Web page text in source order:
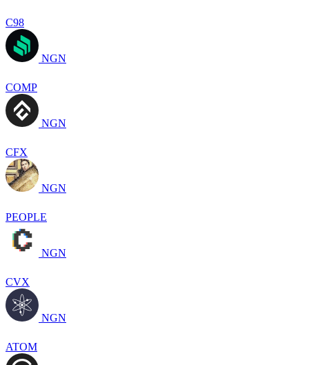
C98
NGN
COMP
NGN
CFX
NGN
PEOPLE
NGN
CVX
NGN
ATOM